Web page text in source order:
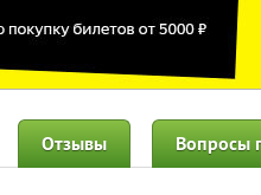
Отзывы Вопросы